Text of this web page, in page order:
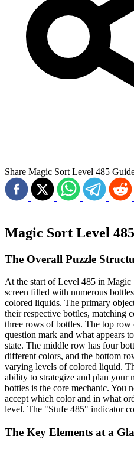
Share Magic Sort Level 485
Magic Sort Level
The Overall Puzzle
At the start of Level 485 in Magic
screen filled with numerous
colored liquids. The primary
their respective bottles, matching
three rows of bottles. The top
question mark and what appears
state. The middle row has four
different colors, and the bottom
varying levels of colored liquid.
ability to strategize and plan your
bottles is the core mechanic. You
accept which color and in what
level. The "Stufe 485" indicator
The Key Elements at a